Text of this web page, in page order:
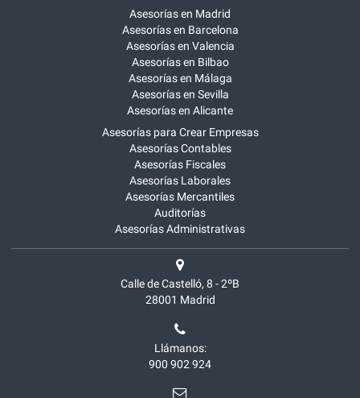
Asesorías en Madrid
Asesorías en Barcelona
Asesorías en Valencia
Asesorías en Bilbao
Asesorías en Málaga
Asesorías en Sevilla
Asesorías en Alicante
Asesorías para Crear Empresas
Asesorías Contables
Asesorías Fiscales
Asesorías Laborales
Asesorías Mercantiles
Auditorías
Asesorías Administrativas
Calle de Castelló, 8 - 2ºB
28001 Madrid
Llámanos:
900 902 924